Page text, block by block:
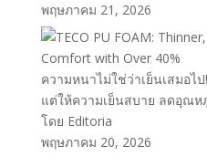
พฤษภาคม 21, 2026
ความหนาไม่ใช่ว่าเย็นเสมอไ
แต่ให้ความเย็นสบาย ลดอุณห
โดย Editoria
พฤษภาคม 20, 2026